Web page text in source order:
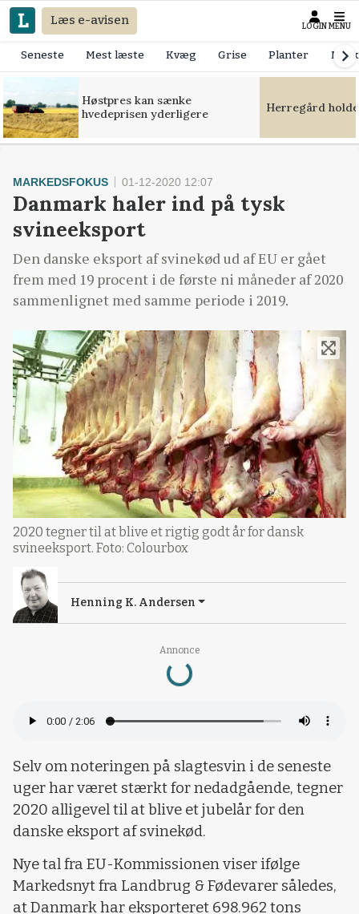
Læs e-avisen LOGIN MENU
Seneste Mest læste Kvæg Grise Planter
Høstpres kan sænke
hvedeprisen yderligere
Herregård
Annonce
Loading...
MARKEDSFOKUS 01-12-2020 12:07
Danmark haler ind på tysk
svineeksport
Den danske eksport af svinekød ud af EU er gået
frem med 19 procent i de første ni måneder af 2020
sammenlignet med samme periode i 2019.
2020 tegner til at blive et rigtig godt år for dansk
svineeksport. Foto: Colourbox
Henning K. Andersen
Selv om noteringen på slagtesvin i de seneste
uger har været stærkt for nedadgående, tegner
2020 alligevel til at blive et jubelår for den
danske eksport af svinekød.
Nye tal fra EU-Kommissionen viser ifølge
Markedsnyt fra Landbrug & Fødevarer således,
at Danmark har eksporteret 698.962 tons